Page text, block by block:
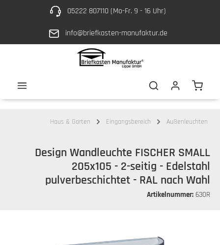
Zum Hauptinhalt springen05222 807110 (Mo-Fr. 9 - 16 Uhr)
info@briefkasten-manufaktur.de
Haus & Garten Eingangsbereich Außenleuchten
Design Wandleuchte FISCHER SMALL
205x105 - 2-seitig - Edelstahl
pulverbeschichtet - RAL nach Wahl
Artikelnummer: 630R